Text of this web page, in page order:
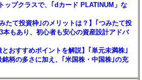
ップクラスで、｢dカード PLATINUM」な
たて投資枠｣のメリットは？】｢つみたて投
本もあり、初心者も安心の資産設計アドバ
おすすめポイントを解説】｢単元未満株｣
柄の多さに加え、｢米国株・中国株｣の充